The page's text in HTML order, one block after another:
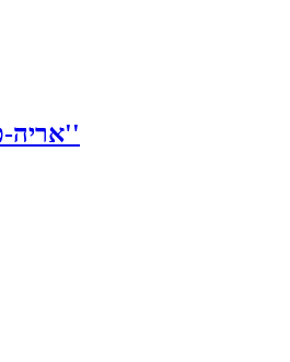
אריה-כובע עם רעמה''